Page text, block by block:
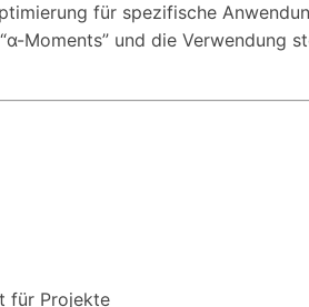
für spezifische
Moments” und die Verwendung
für Projekte